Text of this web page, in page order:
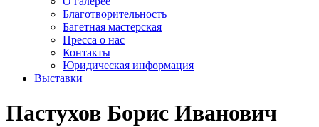
Благотворительность
Багетная мастерская
Пресса о нас
Контакты
Юридическая информация
Выставки
Пастухов Борис Иванович